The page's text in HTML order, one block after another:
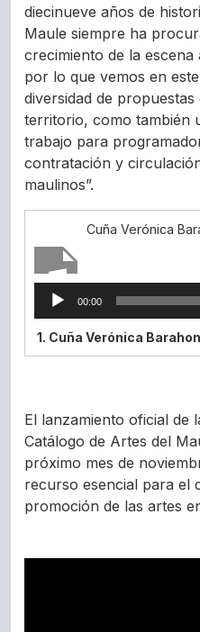
diecinueve años de
Maule siempre ha
crecimiento de la escena
por lo que vemos en
diversidad de
territorio, como también
trabajo para
contratación y
maulinos”.
Cuña Verónica
Reproductor
Audio
00:00
1. Cuña Verónica
El lanzamiento oficial de
Catálogo de Artes del
próximo mes de
recurso esencial para el
promoción de las artes